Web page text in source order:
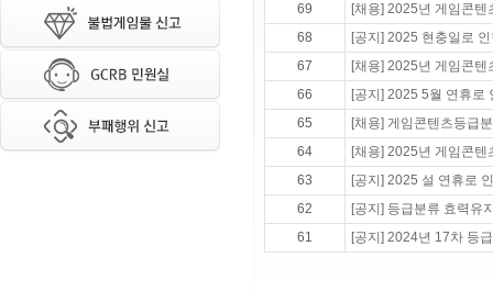
69
[채용] 2025년 게임콘
68
[공지] 2025 현충일로
67
[채용] 2025년 게임콘
66
[공지] 2025 5월 연휴로
65
[채용] 게임콘텐츠등급
64
[채용] 2025년 게임콘
63
[공지] 2025 설 연휴로
62
[공지] 등급분류 효력유
61
[공지] 2024년 17차 등